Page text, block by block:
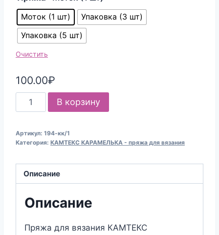
Моток (1 шт)
Упаковка (3 шт)
Упаковка (5 шт)
Очистить
100.00₽
Количество
товара
для
КАМТЕКС
"КАРАМЕЛЬКА"
Розовый
В корзину
Артикул: 194-кк/1
Категория: КАМТЕКС КАРАМЕЛЬКА - пряжа для вязания
Описание
Описание
Пряжа для вязания КАМТЕКС